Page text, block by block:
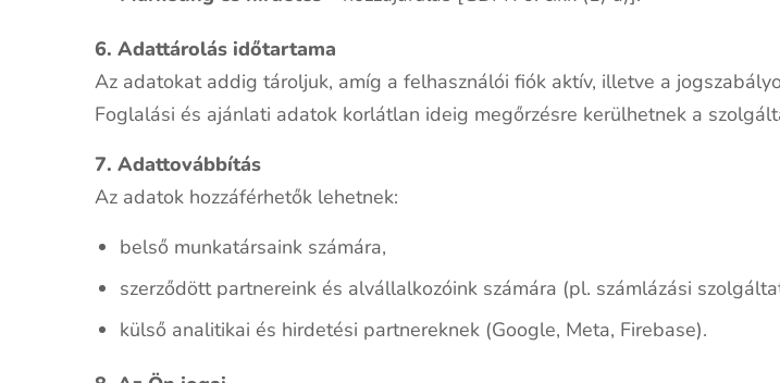
6. Adattárolás időtartama
Az adatokat addig tároljuk, amíg a felhasználói fiók aktív, illetve a
Foglalási és ajánlati adatok korlátlan ideig megőrzésre kerülhetnek a
7. Adattovábbítás
Az adatok hozzáférhetők lehetnek:
belső munkatársaink számára,
szerződött partnereink és alvállalkozóink számára (pl. számlázási
külső analitikai és hirdetési partnereknek (Google, Meta, Firebase).